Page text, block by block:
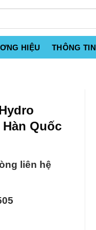
HIỆU THÔNG TIN
Quốc
liên hệ